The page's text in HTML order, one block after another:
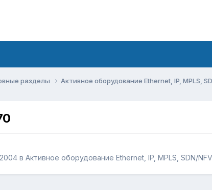
разделы Активное оборудование Ethernet, IP, MPLS,
в Активное оборудование Ethernet, IP, MPLS, SDN/